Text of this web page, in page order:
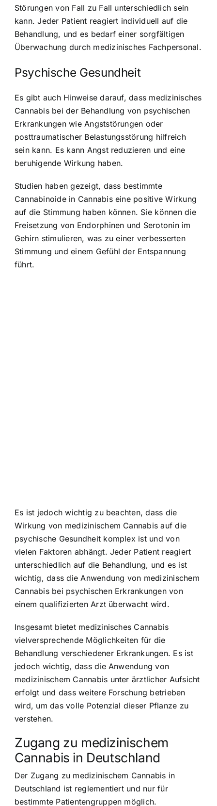
Störungen von Fall zu Fall unterschiedlich sein
kann. Jeder Patient reagiert individuell auf die
Behandlung, und es bedarf einer sorgfältigen
Überwachung durch medizinisches Fachpersonal.
Psychische Gesundheit
Es gibt auch Hinweise darauf, dass medizinisches
Cannabis bei der Behandlung von psychischen
Erkrankungen wie Angststörungen oder
posttraumatischer Belastungsstörung hilfreich
sein kann. Es kann Angst reduzieren und eine
beruhigende Wirkung haben.
Studien haben gezeigt, dass bestimmte
Cannabinoide in Cannabis eine positive Wirkung
auf die Stimmung haben können. Sie können die
Freisetzung von Endorphinen und Serotonin im
Gehirn stimulieren, was zu einer verbesserten
Stimmung und einem Gefühl der Entspannung
führt.
Es ist jedoch wichtig zu beachten, dass die
Wirkung von medizinischem Cannabis auf die
psychische Gesundheit komplex ist und von
vielen Faktoren abhängt. Jeder Patient reagiert
unterschiedlich auf die Behandlung, und es ist
wichtig, dass die Anwendung von medizinischem
Cannabis bei psychischen Erkrankungen von
einem qualifizierten Arzt überwacht wird.
Insgesamt bietet medizinisches Cannabis
vielversprechende Möglichkeiten für die
Behandlung verschiedener Erkrankungen. Es ist
jedoch wichtig, dass die Anwendung von
medizinischem Cannabis unter ärztlicher Aufsicht
erfolgt und dass weitere Forschung betrieben
wird, um das volle Potenzial dieser Pflanze zu
verstehen.
Zugang zu medizinischem
Cannabis in Deutschland
Der Zugang zu medizinischem Cannabis in
Deutschland ist reglementiert und nur für
bestimmte Patientengruppen möglich.